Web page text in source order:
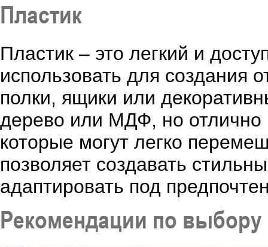
Пластик
Пластик – это легкий и
использовать для создания
полки, ящики или
дерево или МДФ, но отлично
которые могут легко
позволяет создавать
адаптировать под
Рекомендации по выбору